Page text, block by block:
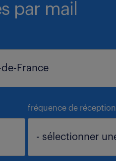
par mail
fréquence de réception